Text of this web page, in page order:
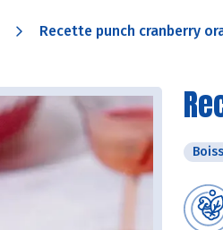
Recette punch cranberry